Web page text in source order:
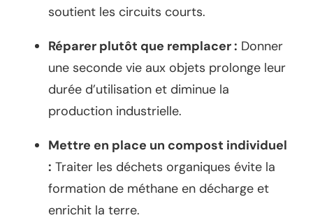
soutient les circuits courts.
Réparer plutôt que remplacer : Donner
une seconde vie aux objets prolonge leur
durée d’utilisation et diminue la
production industrielle.
Mettre en place un compost individuel
: Traiter les déchets organiques évite la
formation de méthane en décharge et
enrichit la terre.